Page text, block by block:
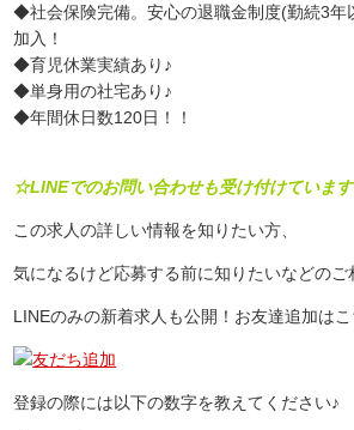
◆社会保険完備。安心の退職金制度(勤続3年
加入！
◆育児休業実績あり♪
◆単身用の社宅あり♪
◆年間休日数120日！！
☆LINEでのお問い合わせも受け付けていま
この求人の詳しい情報を知りたい方、
気になるけど応募する前に知りたいなどのご
LINEのみの新着求人も公開！お友達追加はこ
登録の際には以下の数字を教えてください♪